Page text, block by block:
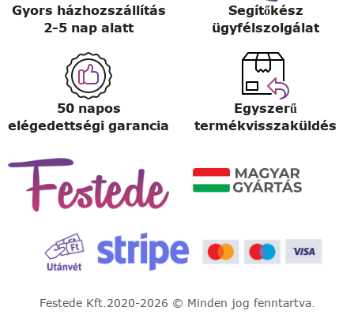
Gyors házhozszállítás
2-5 nap alatt
Segítőkész
ügyfélszolgálat
50 napos
elégedettségi garancia
Egyszerű
termékvisszaküldés
Festede Kft.2020-2026 © Minden jog fenntartva.